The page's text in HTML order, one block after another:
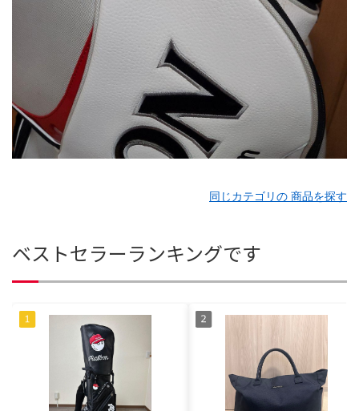
同じカテゴリの 商品を探す
ベストセラーランキングです